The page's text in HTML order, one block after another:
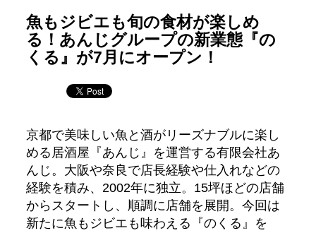
魚もジビエも旬の食材が楽しめ
る！あんじグループの新業態『の
くる』が7月にオープン！
京都で美味しい魚と酒がリーズナブルに楽し
める居酒屋『あんじ』を運営する有限会社あ
んじ。大阪や奈良で店長経験や仕入れなどの
経験を積み、2002年に独立。15坪ほどの店舗
からスタートし、順調に店舗を展開。今回は
新たに魚もジビエも味わえる『のくる』を